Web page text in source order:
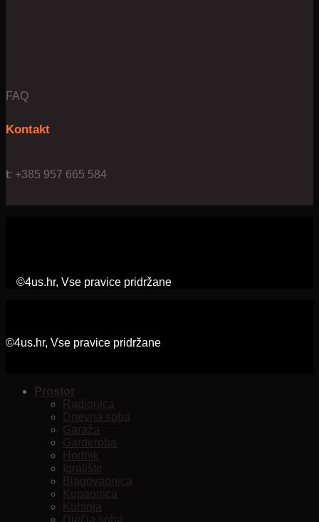
FAQ
Kontakt
t: +385 957 665 584
©4us.hr, Vse pravice pridržane
©4us.hr, Vse pravice pridržane
Prostor
Radionica
Dnevna soba
Garaža
Garderoba
Hodnik
Igralište
Blagovaonica
Kupaonica
Kuhinja
Dječja soba